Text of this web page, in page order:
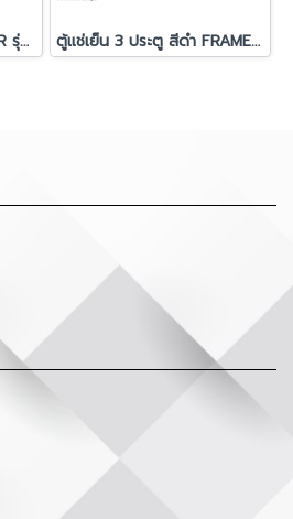
ตู้แช่เย็น 3 ประตู FRESHER รุ่น FR-3DJA ตู้แช่เย็น 3 ประตู สีดำ FRAMELESS รุ่น FR-3DBFL5